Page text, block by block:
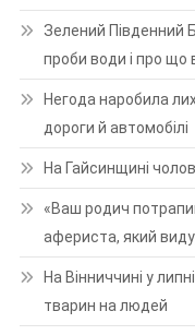
Зелений Південний
проби води і про що
Негода наробила
дороги й автомобілі
На Гайсинщині
«Ваш родич
афериста, який
На Вінниччині у
тварин на людей